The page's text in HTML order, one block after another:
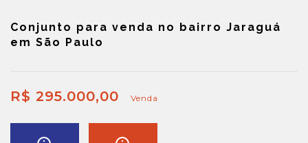
Conjunto para venda no bairro Jaraguá
em São Paulo
R$ 295.000,00 Venda